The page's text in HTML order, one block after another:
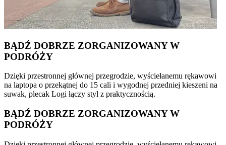
BĄDŹ DOBRZE ZORGANIZOWANY W
PODRÓŻY
Dzięki przestronnej głównej przegrodzie, wyściełanemu rękawowi
na laptopa o przekątnej do 15 cali i wygodnej przedniej kieszeni na
suwak, plecak Logi łączy styl z praktycznością.
BĄDŹ DOBRZE ZORGANIZOWANY W
PODRÓŻY